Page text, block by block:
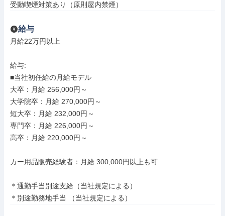
受動喫煙対策あり（原則屋内禁煙）
給与
月給22万円以上
給与:
■当社初任給の月給モデル
大卒：月給 256,000円～
大学院卒：月給 270,000円～
短大卒：月給 232,000円～
専門卒：月給 226,000円～
高卒：月給 220,000円～
カー用品販売経験者：月給 300,000円以上も可
＊通勤手当別途支給（当社規定による）
＊別途勤務地手当 （当社規定による）